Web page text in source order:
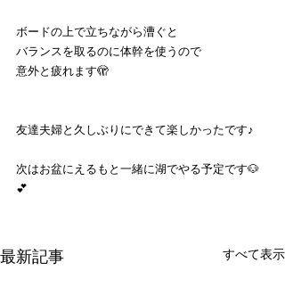
ボードの上で立ちながら漕ぐと
バランスを取るのに体幹を使うので
意外と疲れます🫣
友達夫婦と久しぶりにできて楽しかったです♪
次はお盆にえるもと一緒に湖でやる予定です🐶
💕
最新記事 すべて表示